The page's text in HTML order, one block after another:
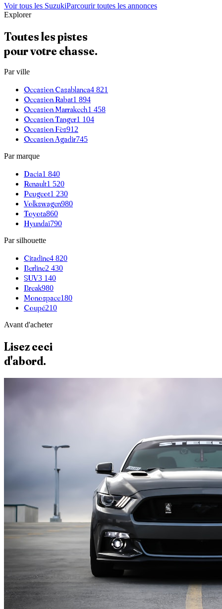
Voir tous les SuzukiParcourir toutes les annonces
Explorer
Toutes les pistes
pour votre chasse.
Par ville
OccasionCasablanca4 821
OccasionRabat1 894
OccasionMarrakech1 458
OccasionTanger1 104
OccasionFès912
OccasionAgadir745
Par marque
Dacia1 840
Renault1 520
Peugeot1 230
Volkswagen980
Toyota860
Hyundai790
Par silhouette
Citadine4 820
Berline2 430
SUV3 140
Break980
Monospace180
Coupé210
Avant d'acheter
Lisez ceci
d'abord.